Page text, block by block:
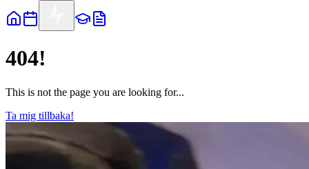
404!
This is not the page you are looking for...
Ta mig tillbaka!